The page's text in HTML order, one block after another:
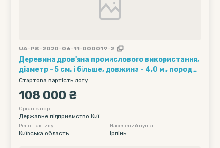
UA-PS-2020-06-11-000019-2
Деревина дров'яна промислового використання,
діаметр - 5 см. і більше, довжина - 4,0 м., порода
сосна
Стартова вартість лоту
108 000 ₴
Організатор
Державне підприємство Київ
ське лісове господарство
Регіон активу
Київська область
Населений пункт
Ірпінь